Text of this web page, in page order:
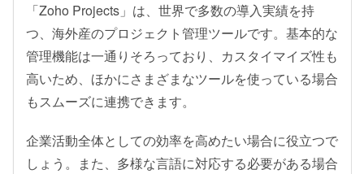
「Zoho Projects」は、世界で多数の導入実績を持
つ、海外産のプロジェクト管理ツールです。基本的な
管理機能は一通りそろっており、カスタイマイズ性も
高いため、ほかにさまざまなツールを使っている場合
もスムーズに連携できます。
企業活動全体としての効率を高めたい場合に役立つで
しょう。また、多様な言語に対応する必要がある場合